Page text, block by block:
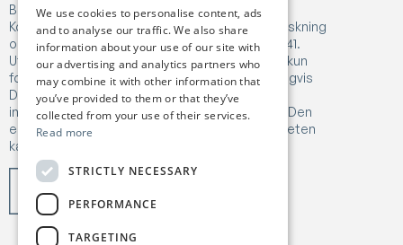
Birgejupmi har mottatt finansiering fra Europa-
Kommisjonens Horizon Europe-program for forskning
og innovasjon under tilskuddsavtale nr. 101182041.
Uttrykte meninger og vurderinger er imidlertid kun
forfatterens egne og reflekterer ikke nødvendigvis
Den europeiske unions eller Forsknings- og
innovasjonsbyråets (REA) synspunkter. Verken Den
europeiske unionen eller finansieringsmyndigheten
kan holdes ansvarlig for disse.
We use cookies to personalise content, ads
and to analyse our traffic. We also share
information about your use of our site with
our advertising and analytics partners who
may combine it with other information that
you’ve provided to them or that they’ve
collected from your use of their services.
Read more
STRICTLY NECESSARY
PERFORMANCE
TARGETING